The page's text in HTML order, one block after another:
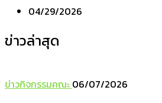
04/29/2026
ข่าวล่าสุด
ข่าวกิจกรรมคณะ 06/07/2026